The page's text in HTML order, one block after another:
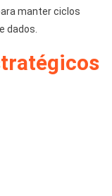
manter ciclos
dados.